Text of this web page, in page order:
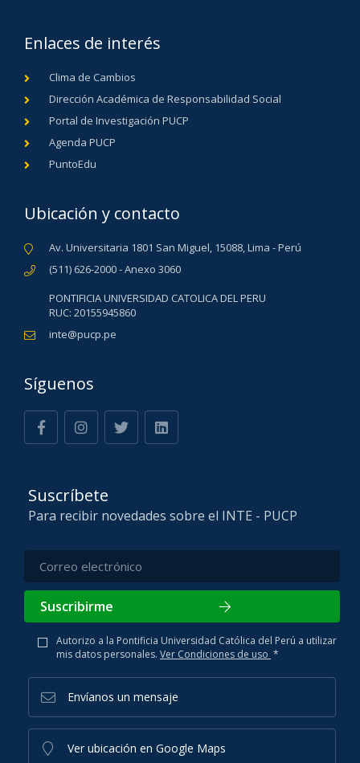
Enlaces de interés
Clima de Cambios
Dirección Académica de Responsabilidad Social
Portal de Investigación PUCP
Agenda PUCP
PuntoEdu
Ubicación y contacto
Av. Universitaria 1801 San Miguel, 15088, Lima - Perú
(511) 626-2000 - Anexo 3060
PONTIFICIA UNIVERSIDAD CATOLICA DEL PERU
RUC: 20155945860
inte@pucp.pe
Síguenos
Suscríbete
Para recibir novedades sobre el INTE - PUCP
Suscribirme
Autorizo a la Pontificia Universidad Católica del Perú a utilizar
mis datos personales. Ver Condiciones de uso *
Envíanos un mensaje
Ver ubicación en Google Maps